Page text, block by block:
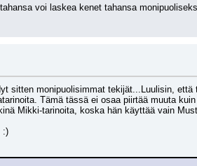
voi laskea kenet tahansa
sitten monipuolisimmat tekijät...Luulisin,
Tämä tässä ei osaa piirtää muuta
Mikki-tarinoita, koska hän käyttää vain
:)